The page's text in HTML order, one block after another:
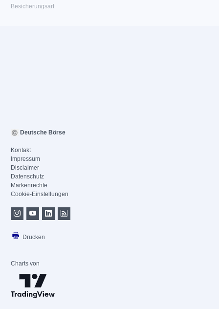
Besicherungsart
Deutsche Börse
Kontakt
Impressum
Disclaimer
Datenschutz
Markenrechte
Cookie-Einstellungen
Drucken
Charts von